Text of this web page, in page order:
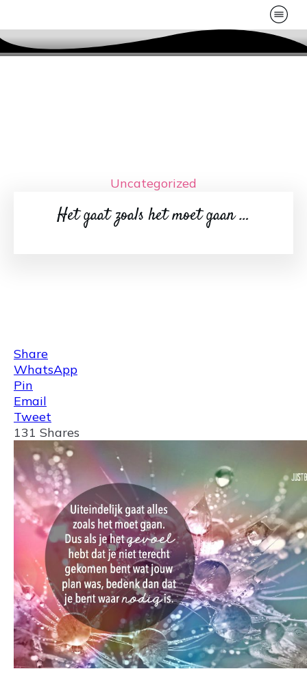
Uncategorized
Het gaat zoals het moet gaan …
Share
WhatsApp
Pin
Email
Tweet
131 Shares